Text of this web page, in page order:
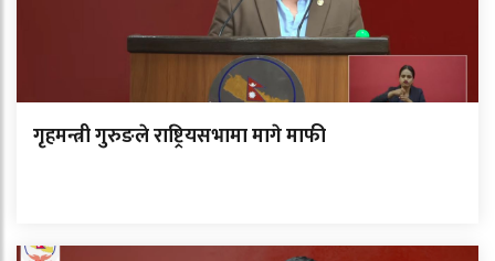
गृहमन्त्री गुरुङले राष्ट्रियसभामा मागे माफी